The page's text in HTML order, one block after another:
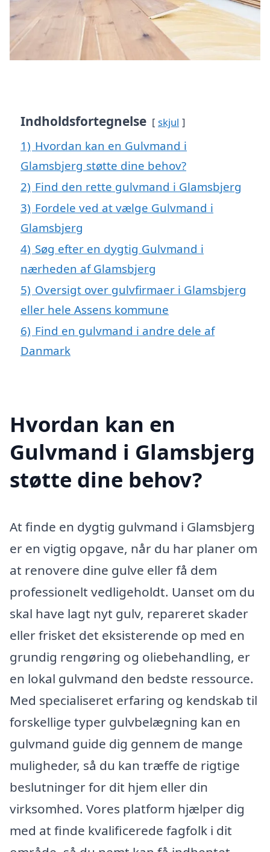
Indholdsfortegnelse skjul
1) Hvordan kan en Gulvmand i
Glamsbjerg støtte dine behov?
2) Find den rette gulvmand i Glamsbjerg
3) Fordele ved at vælge Gulvmand i
Glamsbjerg
4) Søg efter en dygtig Gulvmand i
nærheden af Glamsbjerg
5) Oversigt over gulvfirmaer i Glamsbjerg
eller hele Assens kommune
6) Find en gulvmand i andre dele af
Danmark
Hvordan kan en
Gulvmand i Glamsbjerg
støtte dine behov?
At finde en dygtig gulvmand i Glamsbjerg
er en vigtig opgave, når du har planer om
at renovere dine gulve eller få dem
professionelt vedligeholdt. Uanset om du
skal have lagt nyt gulv, repareret skader
eller frisket det eksisterende op med en
grundig rengøring og oliebehandling, er
en lokal gulvmand den bedste ressource.
Med specialiseret erfaring og kendskab til
forskellige typer gulvbelægning kan en
gulvmand guide dig gennem de mange
muligheder, så du kan træffe de rigtige
beslutninger for dit hjem eller din
virksomhed. Vores platform hjælper dig
med at finde kvalificerede fagfolk i dit